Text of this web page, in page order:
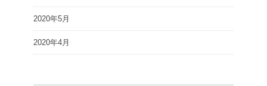
2020年5月
2020年4月